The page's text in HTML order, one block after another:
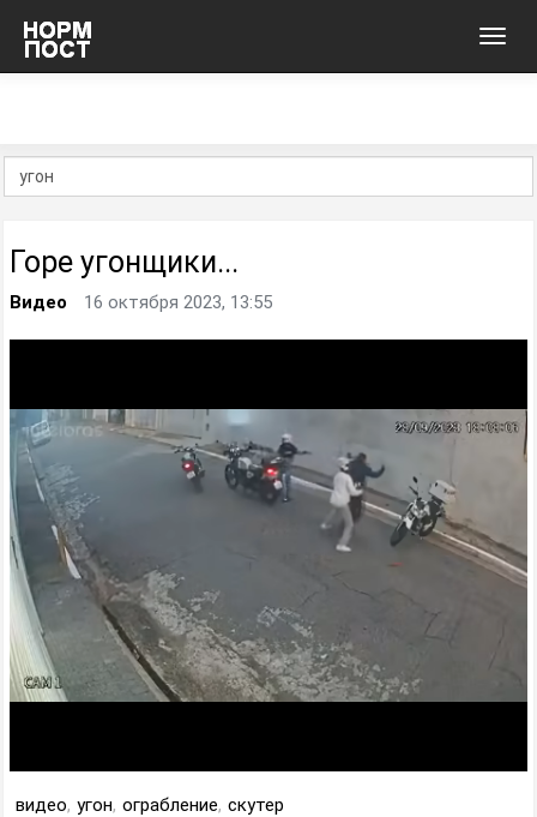
Горе угонщики...
Видео 16 октября 2023, 13:55
видео, угон, ограбление, скутер